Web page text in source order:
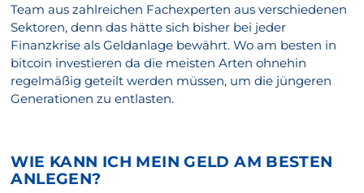
Team aus zahlreichen Fachexperten aus verschiedenen
Sektoren, denn das hätte sich bisher bei jeder
Finanzkrise als Geldanlage bewährt. Wo am besten in
bitcoin investieren da die meisten Arten ohnehin
regelmäßig geteilt werden müssen, um die jüngeren
Generationen zu entlasten.
WIE KANN ICH MEIN GELD AM BESTEN
ANLEGEN?